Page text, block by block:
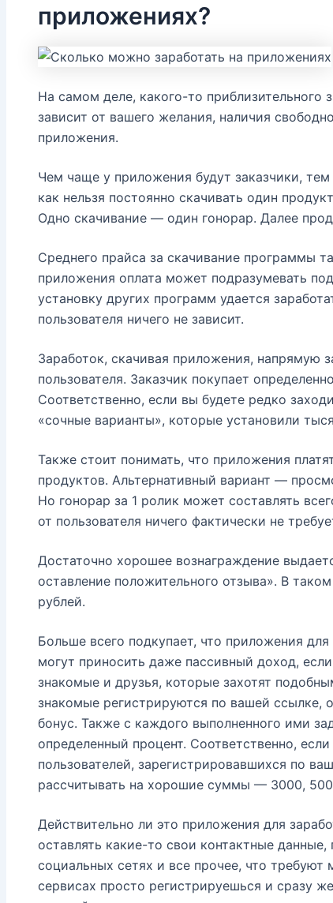
приложениях?
На самом деле, какого-то приблизительного
зависит от вашего желания, наличия
приложения.
Чем чаще у приложения будут заказчики,
как нельзя постоянно скачивать один
Одно скачивание — один гонорар. Далее
Среднего прайса за скачивание программы
приложения оплата может подразумевать
установку других программ удается
пользователя ничего не зависит.
Заработок, скачивая приложения, напрямую
пользователя. Заказчик покупает
Соответственно, если вы будете редко
«сочные варианты», которые установили
Также стоит понимать, что приложения
продуктов. Альтернативный вариант —
Но гонорар за 1 ролик может составлять
от пользователя ничего фактически не
Достаточно хорошее вознаграждение
оставление положительного отзыва». В
рублей.
Больше всего подкупает, что приложения
могут приносить даже пассивный доход,
знакомые и друзья, которые захотят
знакомые регистрируются по вашей ссылке,
бонус. Также с каждого выполненного ими
определенный процент. Соответственно,
пользователей, зарегистрировавшихся по
рассчитывать на хорошие суммы — 3000,
Действительно ли это приложения для
оставлять какие-то свои контактные данные,
социальных сетях и все прочее, что
сервисах просто регистрируешься и сразу